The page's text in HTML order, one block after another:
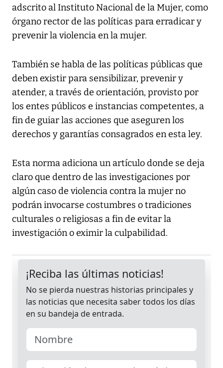
adscrito al Instituto Nacional de la Mujer, como
órgano rector de las políticas para erradicar y
prevenir la violencia en la mujer.
También se habla de las políticas públicas que
deben existir para sensibilizar, prevenir y
atender, a través de orientación, provisto por
los entes públicos e instancias competentes, a
fin de guiar las acciones que aseguren los
derechos y garantías consagrados en esta ley.
Esta norma adiciona un artículo donde se deja
claro que dentro de las investigaciones por
algún caso de violencia contra la mujer no
podrán invocarse costumbres o tradiciones
culturales o religiosas a fin de evitar la
investigación o eximir la culpabilidad.